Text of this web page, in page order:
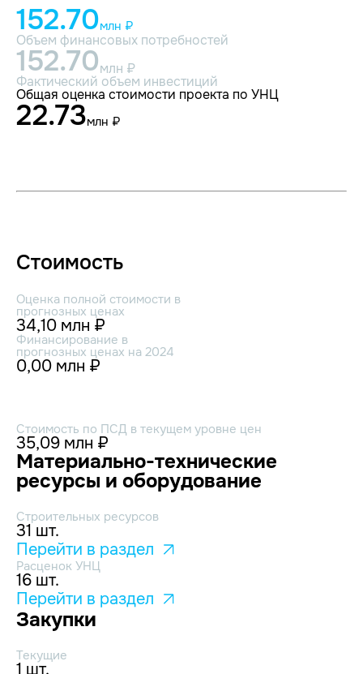
152.70млн ₽
Объем финансовых потребностей
152.70млн ₽
Фактический объем инвестиций
Общая оценка стоимости проекта по УНЦ
22.73млн ₽
Стоимость
Оценка полной стоимости в
прогнозных ценах
34,10 млн ₽
Финансирование в
прогнозных ценах на 2024
0,00 млн ₽
Стоимость по ПСД в текущем уровне цен
35,09 млн ₽
Материально-технические
ресурсы и оборудование
Строительных ресурсов
31 шт.
Перейти в раздел
Расценок УНЦ
16 шт.
Перейти в раздел
Закупки
Текущие
1 шт.